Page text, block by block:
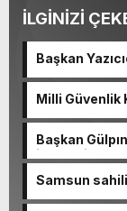
İLGİNİZİ
Başkan
Milli Güvenlik
Başkan
inceledi
Samsun